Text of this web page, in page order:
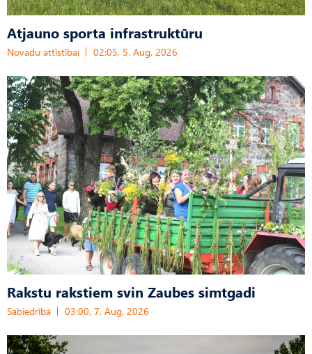
Atjauno sporta infrastruktūru
Novadu attīstībai 02:05, 5. Aug, 2026
Rakstu rakstiem svin Zaubes simtgadi
Sabiedrība 03:00, 7. Aug, 2026